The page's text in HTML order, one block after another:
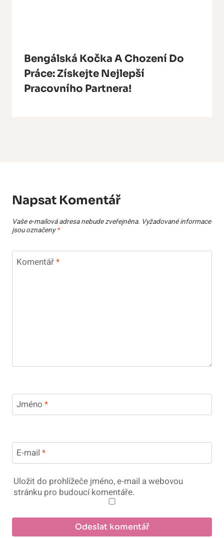
Bengálská Kočka A Chození Do
Práce: Získejte Nejlepší
Pracovního Partnera!
Napsat Komentář
Vaše e-mailová adresa nebude zveřejněna. Vyžadované informace
jsou označeny*
Komentář*
Jméno *
E-mail *
Uložit do prohlížeče jméno, e-mail a webovou
stránku pro budoucí komentáře.